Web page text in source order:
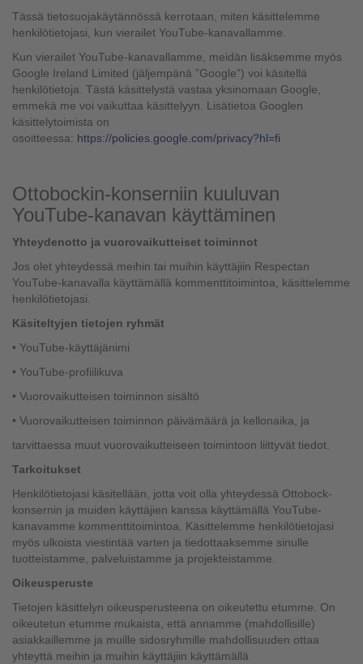
Tässä tietosuojakäytännössä kerrotaan, miten käsittelemme
henkilötietojasi, kun vierailet YouTube-kanavallamme.
Kun vierailet YouTube-kanavallamme, meidän lisäksemme myös
Google Ireland Limited (jäljempänä ”Google”) voi käsitellä
henkilötietoja. Tästä käsittelystä vastaa yksinomaan Google,
emmekä me voi vaikuttaa käsittelyyn. Lisätietoa Googlen
käsittelytoimista on
osoitteessa: https://policies.google.com/privacy?hl=fi
Ottobockin-konserniin kuuluvan
YouTube-kanavan käyttäminen
Yhteydenotto ja vuorovaikutteiset toiminnot
Jos olet yhteydessä meihin tai muihin käyttäjiin Respectan
YouTube-kanavalla käyttämällä kommenttitoimintoa, käsittelemme
henkilötietojasi.
Käsiteltyjen tietojen ryhmät
• YouTube-käyttäjänimi
• YouTube-profiilikuva
• Vuorovaikutteisen toiminnon sisältö
• Vuorovaikutteisen toiminnon päivämäärä ja kellonaika, ja
tarvittaessa muut vuorovaikutteiseen toimintoon liittyvät tiedot.
Tarkoitukset
Henkilötietojasi käsitellään, jotta voit olla yhteydessä Ottobock-
konsernin ja muiden käyttäjien kanssa käyttämällä YouTube-
kanavamme kommenttitoimintoa. Käsittelemme henkilötietojasi
myös ulkoista viestintää varten ja tiedottaaksemme sinulle
tuotteistamme, palveluistamme ja projekteistamme.
Oikeusperuste
Tietojen käsittelyn oikeusperusteena on oikeutettu etumme. On
oikeutetun etumme mukaista, että annamme (mahdollisille)
asiakkaillemme ja muille sidosryhmille mahdollisuuden ottaa
yhteyttä meihin ja muihin käyttäjiin käyttämällä